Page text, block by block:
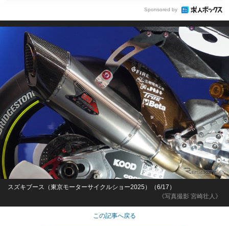
Sponsored by
《写真撮影 宮崎壮人》
スズキブース（東京モーターサイクルショー2025）（6/17）
この記事へ戻る